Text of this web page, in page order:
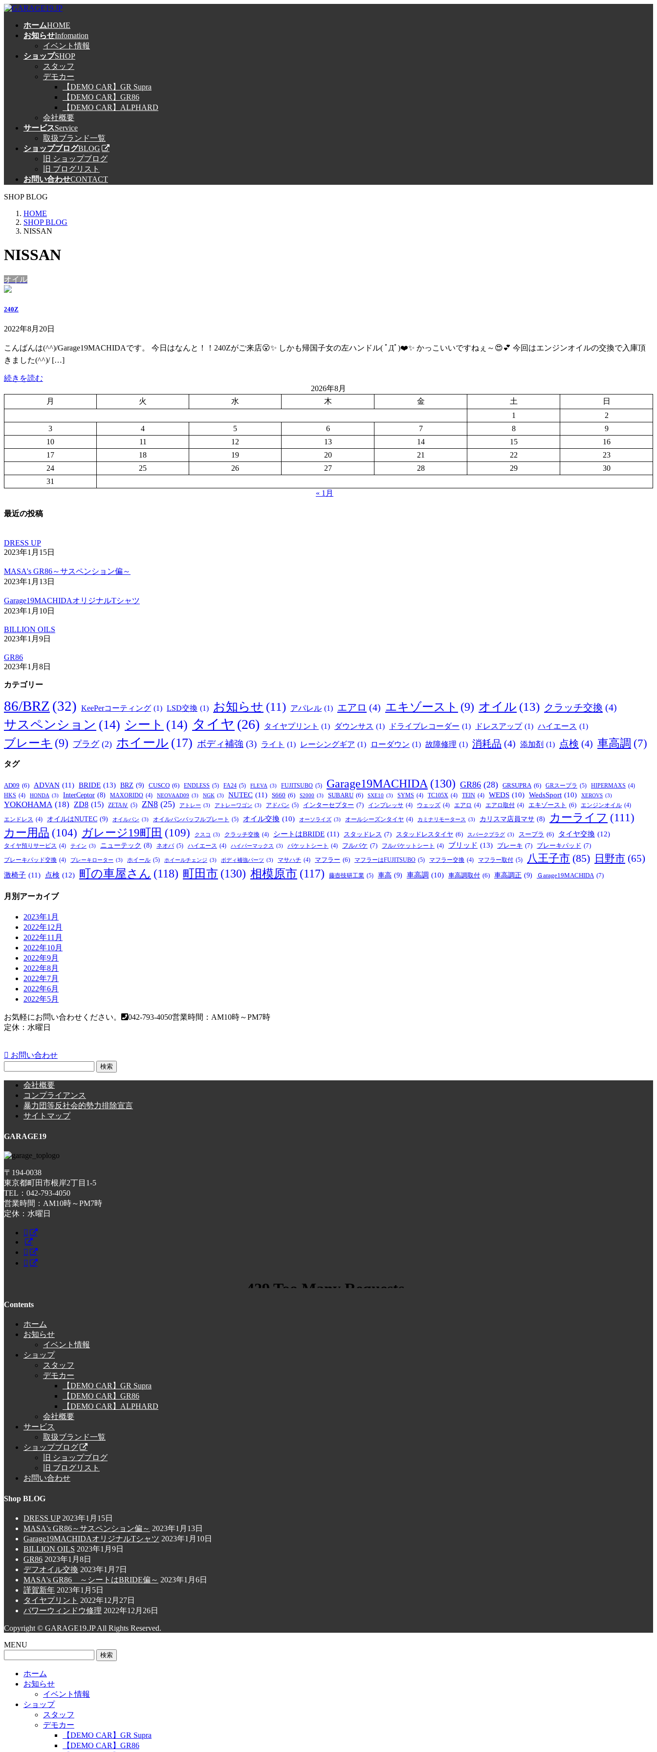
コ
ナ
ホームHOME
お知らせInfomation
イベント情報
ショップSHOP
スタッフ
デモカー
【DEMO CAR】GR Supra
【DEMO CAR】GR86
【DEMO CAR】ALPHARD
会社概要
サービスService
取扱ブランド一覧
ショップブログBLOG
旧 ショップブログ
旧 ブログリスト
お問い合わせCONTACT
SHOP BLOG
HOME
SHOP BLOG
NISSAN
NISSAN
オイル
240Z
2022年8月20日
こんばんは(^^)/Garage19MACHIDAです。 今日はなんと！！240Zがご来店😮✨ しかも帰国子女の左ハンドル( ﾟДﾟ)❤️✨ かっこいいですねぇ～😍💕 今回はエンジンオイルの交換で入庫頂
きました(^^)/ […]
続きを読む
2026年8月
月
火 水 木 金 土
日
1
2
3
4 5 6 7 8
9
10
11 12 13 14 15
16
17
18 19 20 21 22
23
24
25 26 27 28 29
30
31
« 1月
最近の投稿
DRESS UP
2023年1月15日
MASA's GR86～サスペンション偏～
2023年1月13日
Garage19MACHIDAオリジナルTシャツ
2023年1月10日
BILLION OILS
2023年1月9日
GR86
2023年1月8日
カテゴリー
86/BRZ (32) KeePerコーティング (1) LSD交換 (1) お知らせ (11) アパレル (1) エアロ (4) エキゾースト (9) オイル (13) クラッチ交換 (4)
サスペンション (14) シート (14) タイヤ (26) タイヤプリント (1) ダウンサス (1) ドライブレコーダー (1) ドレスアップ (1) ハイエース (1)
ブレーキ (9) プラグ (2) ホイール (17) ボディ補強 (3) ライト (1) レーシングギア (1) ローダウン (1) 故障修理 (1) 消耗品 (4) 添加剤 (1) 点検 (4) 車高調 (7)
タグ
AD09 (6) ADVAN (11) BRIDE (13) BRZ (9) CUSCO (6) ENDLESS (5) FA24 (5) FLEVA (3) FUJITSUBO (5) Garage19MACHIDA (130) GR86 (28) GRSUPRA (6) GRスープラ (5) HIPERMAXS (4)
HKS (4) HONDA (3) InterCeptor (8) MAXORIDO (4) NEOVAAD09 (3) NGK (3) NUTEC (11) S660 (6) S2000 (3) SUBARU (6) SXE10 (3) SYMS (4) TC105X (4) TEIN (4) WEDS (10) WedsSport (10) XEROVS (3)
YOKOHAMA (18) ZD8 (15) ZETAⅣ (5) ZN8 (25) アトレー (3) アトレーワゴン (3) アドバン (5) インターセプター (7) インプレッサ (4) ウェッズ (4) エアロ (4) エアロ取付 (4) エキゾースト (6) エンジンオイル (4)
エンドレス (4) オイルはNUTEC (9) オイルパン (3) オイルパンバッフルプレート (5) オイル交換 (10) オーソライズ (3) オールシーズンタイヤ (4) カミナリモータース (3) カリスマ店員マサ (8) カーライフ (111)
カー用品 (104) ガレージ19町田 (109) クスコ (3) クラッチ交換 (4) シートはBRIDE (11) スタッドレス (7) スタッドレスタイヤ (6) スパークプラグ (3) スープラ (6) タイヤ交換 (12)
タイヤ預りサービス (4) テイン (3) ニューテック (8) ネオバ (5) ハイエース (4) ハイパーマックス (3) バケットシート (4) フルバケ (7) フルバケットシート (4) ブリッド (13) ブレーキ (7) ブレーキパッド (7)
ブレーキパッド交換 (4) ブレーキローター (3) ホイール (5) ホイールチェンジ (3) ボディ補強パーツ (3) マサハチ (4) マフラー (6) マフラーはFUJITSUBO (5) マフラー交換 (4) マフラー取付 (5) 八王子市 (85) 日野市 (65)
激椅子 (11) 点検 (12) 町の車屋さん (118) 町田市 (130) 相模原市 (117) 藤壺技研工業 (5) 車高 (9) 車高調 (10) 車高調取付 (6) 車高調正 (9) Ｇarage19MACHIDA (7)
月別アーカイブ
2023年1月
2022年12月
2022年11月
2022年10月
2022年9月
2022年8月
2022年7月
2022年6月
2022年5月
お気軽にお問い合わせください。 042-793-4050営業時間：AM10時～PM7時
定休：水曜日
お問い合わせ
会社概要
コンプライアンス
暴力団等反社会的勢力排除宣言
サイトマップ
GARAGE19
〒194-0038
東京都町田市根岸2丁目1-5
TEL：042-793-4050
営業時間：AM10時～PM7時
定休：水曜日
Contents
ホーム
お知らせ
イベント情報
ショップ
スタッフ
デモカー
【DEMO CAR】GR Supra
【DEMO CAR】GR86
【DEMO CAR】ALPHARD
会社概要
サービス
取扱ブランド一覧
ショップブログ
旧 ショップブログ
旧 ブログリスト
お問い合わせ
Shop BLOG
DRESS UP 2023年1月15日
MASA's GR86～サスペンション偏～ 2023年1月13日
Garage19MACHIDAオリジナルTシャツ 2023年1月10日
BILLION OILS 2023年1月9日
GR86 2023年1月8日
デフオイル交換 2023年1月7日
MASA's GR86 ～シートはBRIDE偏～ 2023年1月6日
謹賀新年 2023年1月5日
タイヤプリント 2022年12月27日
パワーウィンドウ修理 2022年12月26日
Copyright © GARAGE19.JP All Rights Reserved.
MENU
ホーム
お知らせ
イベント情報
ショップ
スタッフ
デモカー
【DEMO CAR】GR Supra
【DEMO CAR】GR86